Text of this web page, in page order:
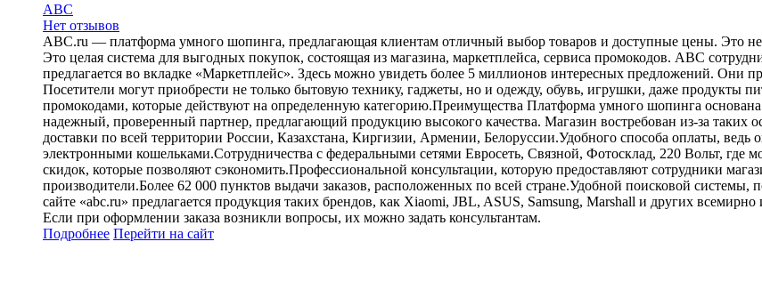
ABC
Нет отзывов
ABC.ru — платформа умного шопинга, предлагающая клиентам отличный выбор товаров и доступные цены. Это не
Это целая система для выгодных покупок, состоящая из магазина, маркетплейса, сервиса промокодов. ABC
предлагается во вкладке «Маркетплейс». Здесь можно увидеть более 5 миллионов интересных предложений. Они
Посетители могут приобрести не только бытовую технику, гаджеты, но и одежду, обувь, игрушки, даже продукты
промокодами, которые действуют на определенную категорию.Преимущества Платформа умного шопинга основана
надежный, проверенный партнер, предлагающий продукцию высокого качества. Магазин востребован из-за таких
доставки по всей территории России, Казахстана, Киргизии, Армении, Белоруссии.Удобного способа оплаты,
электронными кошельками.Сотрудничества с федеральными сетями Евросеть, Связной, Фотосклад, 220 Вольт, где
скидок, которые позволяют сэкономить.Профессиональной консультации, которую предоставляют сотрудники
производители.Более 62 000 пунктов выдачи заказов, расположенных по всей стране.Удобной поисковой
сайте «abc.ru» предлагается продукция таких брендов, как Xiaomi, JBL, ASUS, Samsung, Marshall и других всемирно
Если при оформлении заказа возникли вопросы, их можно задать консультантам.
Подробнее Перейти на сайт